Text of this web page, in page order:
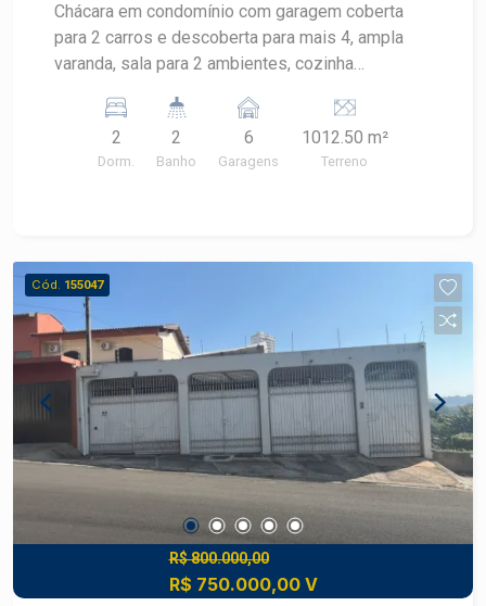
Chácara em condomínio com garagem coberta
para 2 carros e descoberta para mais 4, ampla
varanda, sala para 2 ambientes, cozinha
coberta, 2 banheiros de apoio, quarto de despejo,
amplo espaço gourmet com churrasqueira e área
de lazer com piscina e um belíssimo paisagismo
vôlei de areia, quadra de tênis, campo de futebol,
salão de festas, playground, 2 lagos, deck,
orquidário, praças de convivência e portaria 24 h.
2
Dorm.
2
Banho
6
Garagens
1012.50 m²
Terreno
Cód. 155047
R$ 800.000,00
R$ 750.000,00 V